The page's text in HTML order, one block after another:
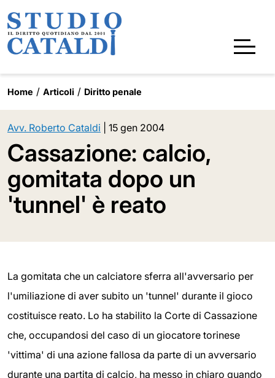
Home Articoli Diritto penale
Avv. Roberto Cataldi 15 gen 2004
Cassazione: calcio,
gomitata dopo un
'tunnel' è reato
La gomitata che un calciatore sferra all'avversario per
l'umiliazione di aver subito un 'tunnel' durante il gioco
costituisce reato. Lo ha stabilito la Corte di Cassazione
che, occupandosi del caso di un giocatore torinese
'vittima' di una azione fallosa da parte di un avversario
durante una partita di calcio, ha messo in chiaro quando